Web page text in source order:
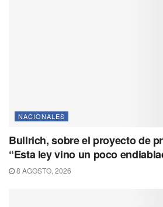
NACIONALES
Bullrich, sobre el proyecto de
“Esta ley vino un poco
8 AGOSTO, 2026